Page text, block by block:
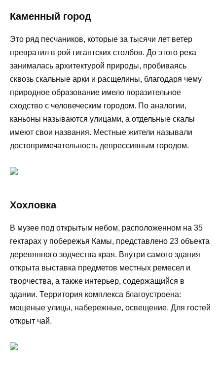
Каменный город
Это ряд песчаников, которые за тысячи лет ветер
превратил в рой гигантских столбов. До этого река
занималась архитектурой природы, пробиваясь
сквозь скальные арки и расщелины, благодаря чему
природное образование имело поразительное
сходство с человеческим городом. По аналогии,
каньоны называются улицами, а отдельные скалы
имеют свои названия. Местные жители называли
достопримечательность депрессивным городом.
Хохловка
В музее под открытым небом, расположенном на 35
гектарах у побережья Камы, представлено 23 объекта
деревянного зодчества края. Внутри самого здания
открыта выставка предметов местных ремесел и
творчества, а также интерьер, содержащийся в
здании. Территория комплекса благоустроена:
мощеные улицы, набережные, освещение. Для гостей
открыт чай.